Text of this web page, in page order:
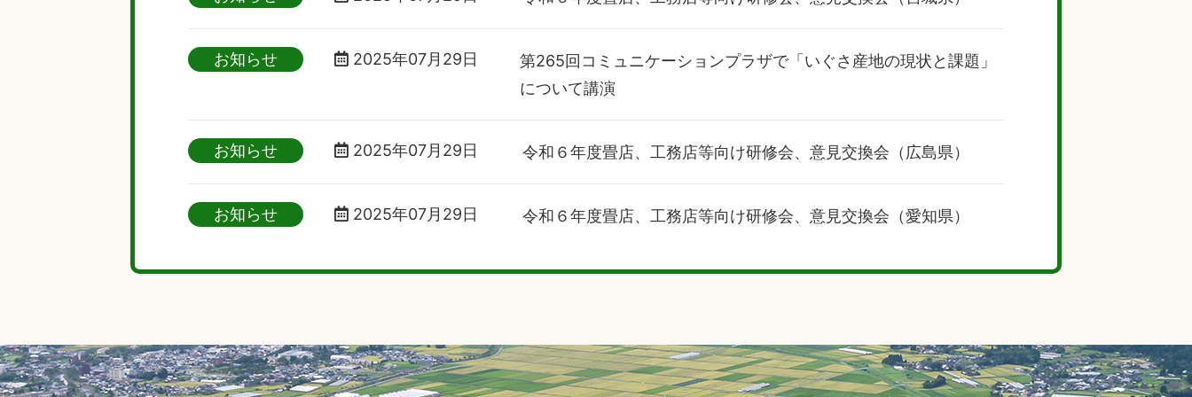
お知らせ 2025年07月29日
第265回コミュニケーションプラザで「いぐさ産地の現状と課題」
について講演
お知らせ 2025年07月29日 令和６年度畳店、工務店等向け研修会、意見交換会（広島県）
お知らせ 2025年07月29日 令和６年度畳店、工務店等向け研修会、意見交換会（愛知県）